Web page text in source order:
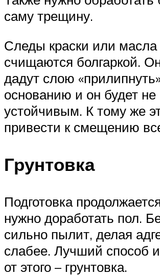
саму трещину.
Следы краски или масла
счищаются болгаркой.
дадут слою
основанию и он будет не
устойчивым. К тому же
привести к смещению
Грунтовка
Подготовка
нужно доработать пол.
сильно пылит, делая
слабее. Лучший способ
от этого – грунтовка.